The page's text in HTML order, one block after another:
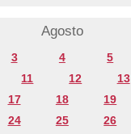
Agosto
3 4 5
11 12 13
17 18 19
24 25 26